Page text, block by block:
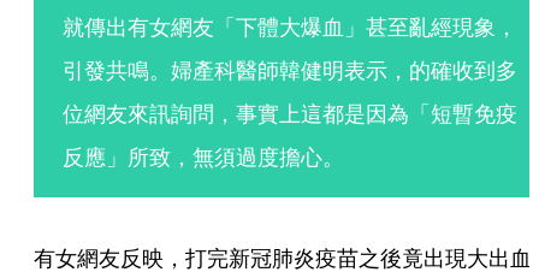
就傳出有女網友「下體大爆血」甚至亂經現象，
引發共鳴。婦產科醫師韓健明表示，的確收到多
位網友來訊詢問，事實上這都是因為「短暫免疫
反應」所致，無須過度擔心。
有女網友反映，打完新冠肺炎疫苗之後竟出現大出血